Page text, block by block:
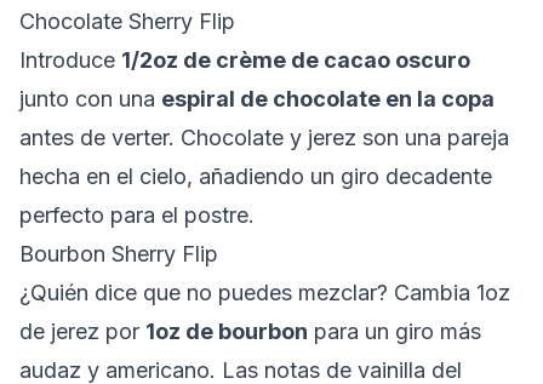
Chocolate Sherry Flip
Introduce 1/2oz de crème de cacao oscuro
junto con una espiral de chocolate en la copa
antes de verter. Chocolate y jerez son una pareja
hecha en el cielo, añadiendo un giro decadente
perfecto para el postre.
Bourbon Sherry Flip
¿Quién dice que no puedes mezclar? Cambia 1oz
de jerez por 1oz de bourbon para un giro más
audaz y americano. Las notas de vainilla del